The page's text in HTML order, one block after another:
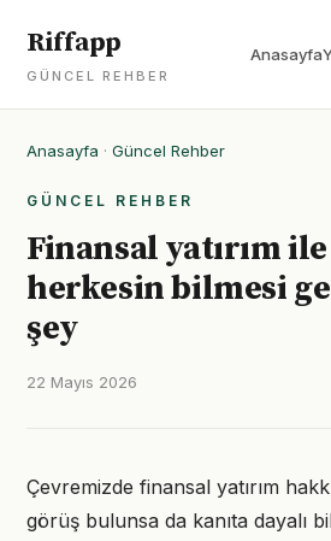
Riffapp
GÜNCEL REHBER
Anasayfa
Anasayfa · Güncel Rehber
GÜNCEL REHBER
Finansal yatırım
herkesin bilmesi
şey
22 Mayıs 2026
Çevremizde finansal yatırım
görüş bulunsa da kanıta dayalı